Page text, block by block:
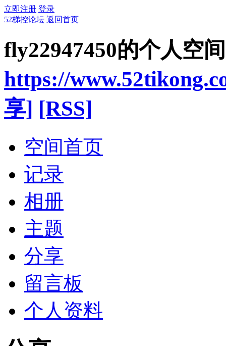
立即注册 登录
52梯控论坛 返回首页
fly22947450的个人空间
https://
享] [RSS]
空间首页
记录
相册
主题
分享
留言板
个人资料